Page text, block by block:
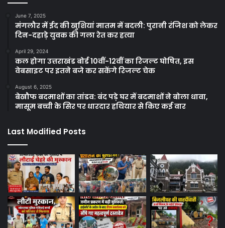
June 7, 2025
मंगलौर में ईद की खुशियां मातम में बदली: पुरानी रंजिश को लेकर
दिन-दहाड़े युवक की गला रेत कर हत्या
April 29, 2024
कल होगा उत्तराखंड बोर्ड 10वीं-12वीं का रिजल्ट घोषित, इस
वेबसाइट पर इतने बजे कर सकेंगे रिजल्ट चेक
August 6, 2025
बेखौफ बदमाशों का तांडव: बंद पड़े घर में बदमाशों ने बोला धावा,
मासूम बच्ची के सिर पर धारदार हथियार से किए कई वार
Last Modified Posts